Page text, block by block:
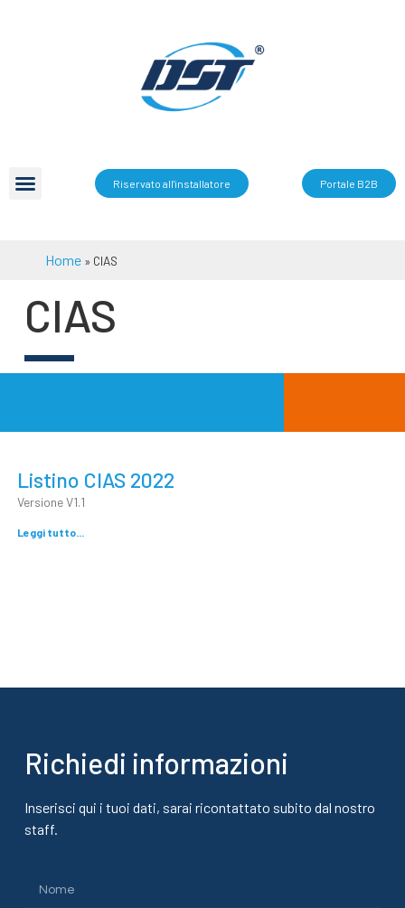
Riservato all'installatore Portale B2B
Home » CIAS
CIAS
Listino CIAS 2022
Versione V1.1
Leggi tutto...
Richiedi informazioni
Inserisci qui i tuoi dati, sarai ricontattato subito dal nostro
staff.